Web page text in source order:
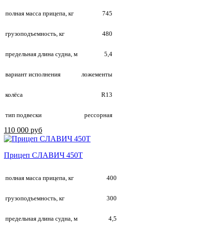
полная масса прицепа, кг 745
грузоподъемность, кг 480
предельная длина судна, м 5,4
вариант исполнения ложементы
колёса R13
тип подвески рессорная
110 000 руб
Прицеп СЛАВИЧ 450Т
полная масса прицепа, кг 400
грузоподъемность, кг 300
предельная длина судна, м 4,5